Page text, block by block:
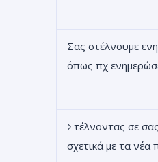
Σας στέλνουμε
όπως πχ
Στέλνοντας σε
σχετικά με τα νέα